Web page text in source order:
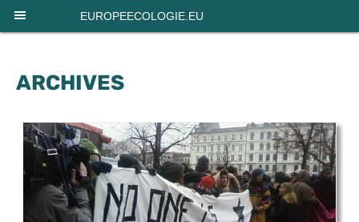
EUROPEECOLOGIE.EU
ARCHIVES